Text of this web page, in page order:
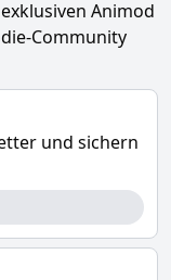
Animod
Community
und sichern